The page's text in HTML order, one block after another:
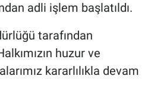
adli işlem başlatıldı.
tarafından
huzur ve
kararlılıkla devam